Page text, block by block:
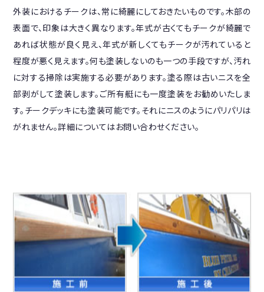
外装におけるチークは、常に綺麗にしておきたいものです。木部の
表面で、印象は大きく異なります。年式が古くてもチークが綺麗で
あれば状態が良く見え、年式が新しくてもチークが汚れていると
程度が悪く見えます。何も塗装しないのも一つの手段ですが、汚れ
に対する掃除は実施する必要があります。塗る際は古いニスを全
部剥がして塗装します。ご所有艇にも一度塗装をお勧めいたしま
す。チークデッキにも塗装可能です。それにニスのようにパリパリは
がれません。詳細についてはお問い合わせください。